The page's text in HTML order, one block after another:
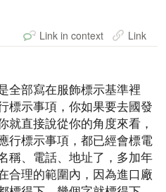
Link in context Link
全部寫在服飾標示基準裡
標示事項，你如果要去國發
就直接說從你的角度來看，
行標示事項，都已經會標電
稱、電話、地址了，多加年
合理的範圍內，因為進口廠